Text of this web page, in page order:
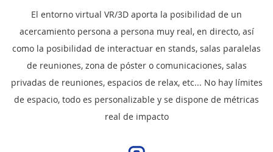
El entorno virtual VR/3D aporta la posibilidad de un
acercamiento persona a persona muy real, en directo, así
como la posibilidad de interactuar en stands, salas paralelas
de reuniones, zona de póster o comunicaciones, salas
privadas de reuniones, espacios de relax, etc... No hay límites
de espacio, todo es personalizable y se dispone de métricas
real de impacto